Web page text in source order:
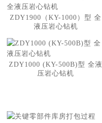
ZDY1900（KY-1000）型 全
液压岩心钻机
ZDY1000 (KY-500B)型 全液
压岩心钻机